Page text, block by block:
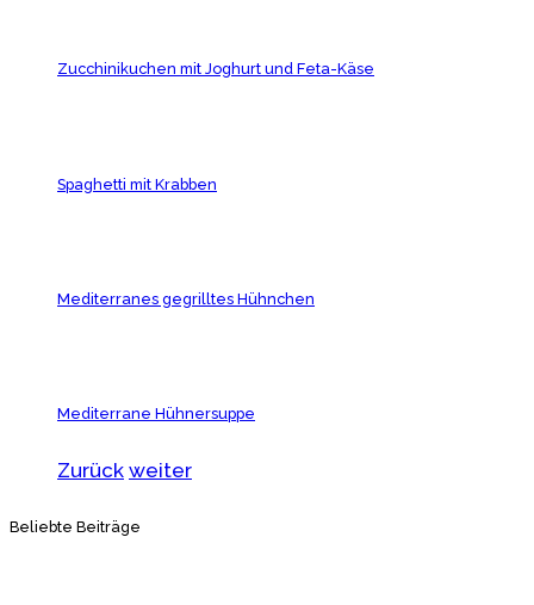
Zucchinikuchen mit Joghurt und Feta-Käse
Spaghetti mit Krabben
Mediterranes gegrilltes Hühnchen
Mediterrane Hühnersuppe
Zurück weiter
Beliebte Beiträge